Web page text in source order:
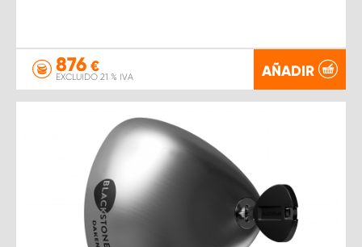
876 €
EXCLUIDO 21 % IVA AÑADIR